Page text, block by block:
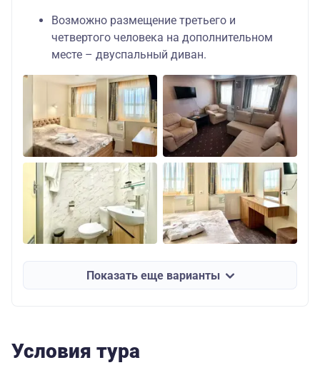
Возможно размещение третьего и
четвертого человека на дополнительном
месте – двуспальный диван.
Показать еще варианты
Условия тура